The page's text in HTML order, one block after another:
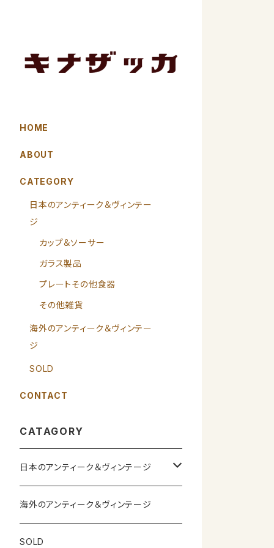
HOME
ABOUT
CATEGORY
日本のアンティーク＆ヴィンテー
ジ
カップ＆ソーサー
ガラス製品
プレートその他食器
その他雑貨
海外のアンティーク＆ヴィンテー
ジ
SOLD
CONTACT
CATAGORY
日本のアンティーク＆ヴィンテージ
カップ＆ソーサー
ガラス製品
海外のアンティーク＆ヴィンテージ
SOLD